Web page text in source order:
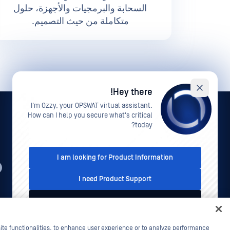
السحابة والبرمجيات والأجهزة، حلول
متكاملة من حيث التصميم.
functionalities, to enhance user experience or to analyze performance
Hey there!
I'm Ozzy, your OPSWAT virtual assistant.
How can I help you secure what's critical
today?
I am looking for Product Information
I need Product Support